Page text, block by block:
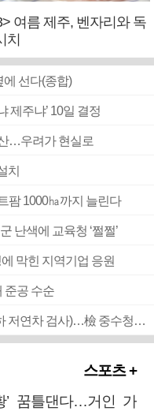
여름 제주, 벤자리와 독
치
선다(종합)
제주냐’ 10일 결정
…우려가 현실로
치
팜 1000㏊까지 늘린다
난색에 교육청 ‘쩔쩔’
막힌 지역기업 응원
준공 수순
■ 검사 신분 버리고 직급하향(10년 이하 저연차 검사)…檢 중수청행 기피
스포츠 +
’ 꿈틀댄다…거인 가